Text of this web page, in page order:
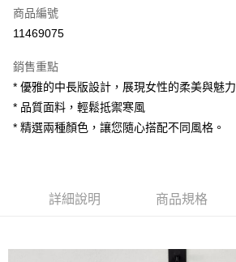
超商取貨付款
Apple Pay
街口支付
相關說明
１．簡單：不需註冊會員、不需綁卡、不需儲值。
商品編號
11469075
銷售重點
* 優雅的中長版設計，展現女性的柔美與魅力
* 品質面料，輕鬆抵禦寒風
* 精選兩種顏色，讓您隨心搭配不同風格。
詳細說明 商品規格